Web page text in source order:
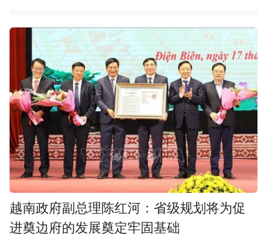
越南政府副总理陈红河：省级规划将为促
进奠边府的发展奠定牢固基础